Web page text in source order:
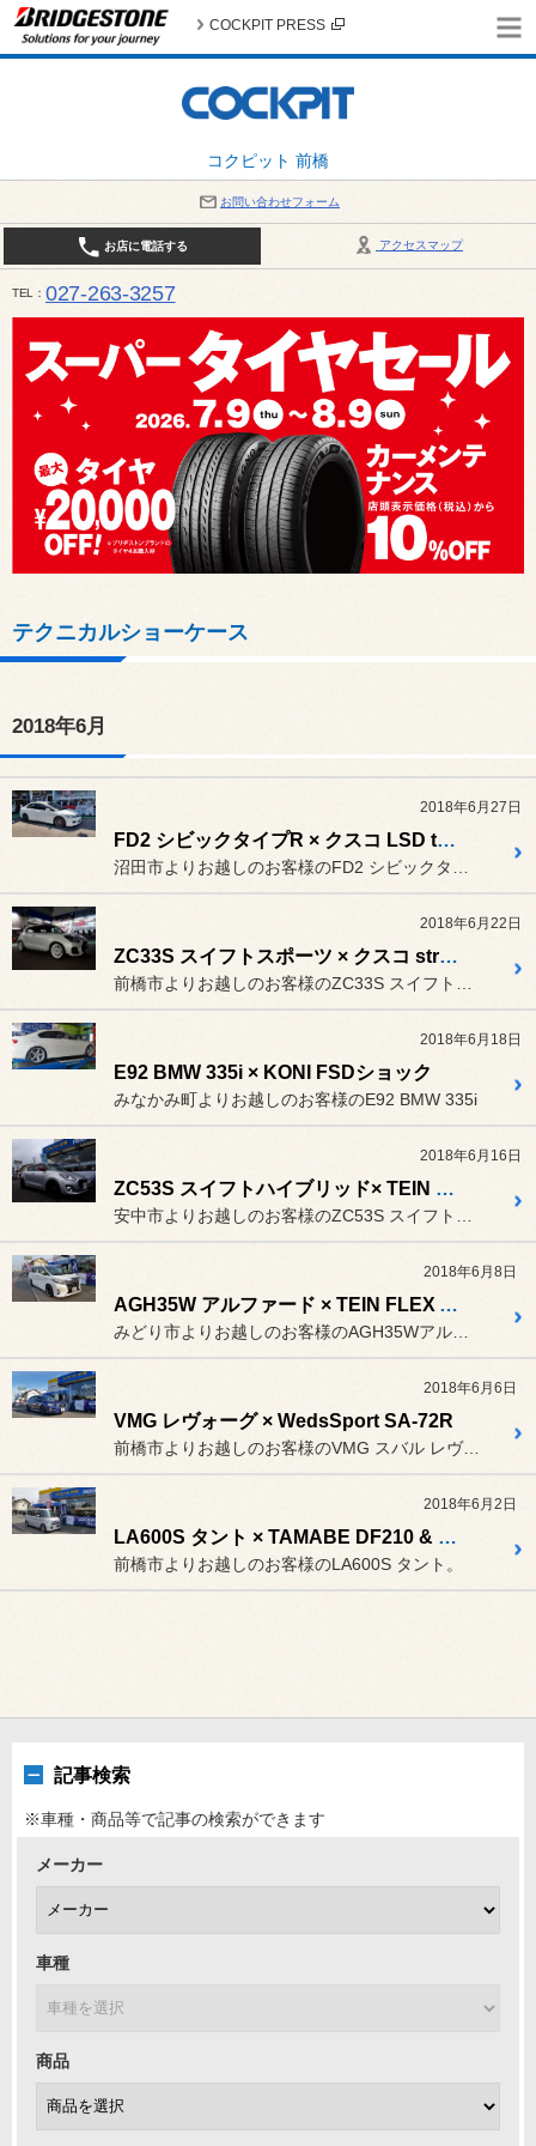
コクピット 前橋
COCKPIT PRESS
お問い合わせフォーム
アクセスマップ
お店に電話する
TEL 027-263-3257
10:00～19:00 / 定休日：8月の店休日 4日(火)、5日(水)、12日(水)〜16日(日)、18日(火)、19日(水)
テクニカルショーケース
2018年6月
2018年6月27日
FD2 シビックタイプR × クスコ LSD type RS
2018年6月22日
ZC33S スイフトスポーツ × クスコ street ZERO A & e-con2
2018年6月18日
E92 BMW 335i × KONI FSDショック
みなかみ町よりお越しのお客様のE92 BMW 335i
2018年6月16日
ZC53S スイフトハイブリッド× TEIN FLEX Z サスペンション& EDFC ACTIVE PRO
2018年6月8日
AGH35W アルファード × TEIN FLEX A サスペンション
2018年6月6日
VMG レヴォーグ × WedsSport SA-72R
前橋市よりお越しのお客様のVMG スバル レヴォーグ。
2018年6月2日
LA600S タント × TAMABE DF210 & Playz PX-C & K.Finesse KF08
前橋市よりお越しのお客様のLA600S タント。
記事検索
※車種・商品等で記事の検索ができます
メーカー
車種
商品